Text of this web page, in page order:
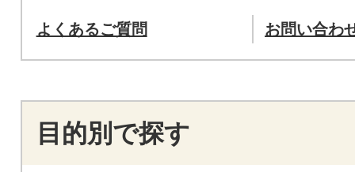
よくあるご質問 お問い合わ
目的別で探す